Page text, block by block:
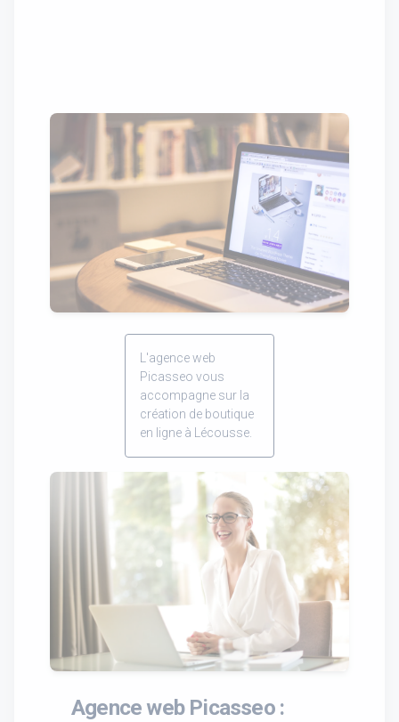
L'agence web
Picasseo vous
accompagne sur la
création de boutique
en ligne à Lécousse.
Agence web Picasseo :